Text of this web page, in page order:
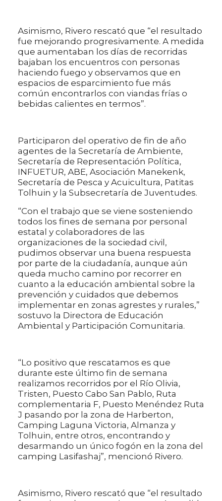
Asimismo, Rivero rescató que “el resultado
fue mejorando progresivamente. A medida
que aumentaban los días de recorridas
bajaban los encuentros con personas
haciendo fuego y observamos que en
espacios de esparcimiento fue más
común encontrarlos con viandas frías o
bebidas calientes en termos”.
Participaron del operativo de fin de año
agentes de la Secretaría de Ambiente,
Secretaría de Representación Política,
INFUETUR, ABE, Asociación Manekenk,
Secretaría de Pesca y Acuicultura, Patitas
Tolhuin y la Subsecretaría de Juventudes.
“Con el trabajo que se viene sosteniendo
todos los fines de semana por personal
estatal y colaboradores de las
organizaciones de la sociedad civil,
pudimos observar una buena respuesta
por parte de la ciudadanía, aunque aún
queda mucho camino por recorrer en
cuanto a la educación ambiental sobre la
prevención y cuidados que debemos
implementar en zonas agrestes y rurales,”
sostuvo la Directora de Educación
Ambiental y Participación Comunitaria.
“Lo positivo que rescatamos es que
durante este último fin de semana
realizamos recorridos por el Río Olivia,
Tristen, Puesto Cabo San Pablo, Ruta
complementaria F, Puesto Menéndez Ruta
J pasando por la zona de Harberton,
Camping Laguna Victoria, Almanza y
Tolhuin, entre otros, encontrando y
desarmando un único fogón en la zona del
camping Lasifashaj”, mencionó Rivero.
Asimismo, Rivero rescató que “el resultado